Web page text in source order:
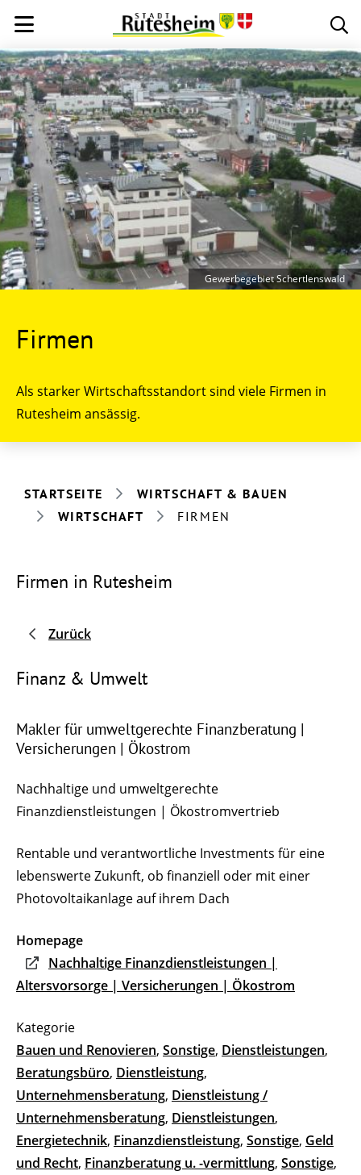
Firmen
Als starker Wirtschaftsstandort sind viele Firmen in
Rutesheim ansässig.
Gewerbegebiet Schertlenswald
STARTSEITE
WIRTSCHAFT & BAUEN
WIRTSCHAFT
FIRMEN
Firmen in Rutesheim
Zurück
Finanz & Umwelt
Makler für umweltgerechte Finanzberatung |
Versicherungen | Ökostrom
Nachhaltige und umweltgerechte
Finanzdienstleistungen | Ökostromvertrieb
Rentable und verantwortliche Investments für eine
lebenswerte Zukunft, ob finanziell oder mit einer
Photovoltaikanlage auf ihrem Dach
Homepage
Nachhaltige Finanzdienstleistungen |
Altersvorsorge | Versicherungen | Ökostrom
Bauen und Renovieren, Sonstige, Dienstleistungen,
Beratungsbüro, Dienstleistung,
Unternehmensberatung, Dienstleistung /
Unternehmensberatung, Dienstleistungen,
Energietechnik, Finanzdienstleistung, Sonstige, Geld
und Recht, Finanzberatung u. -vermittlung, Sonstige,